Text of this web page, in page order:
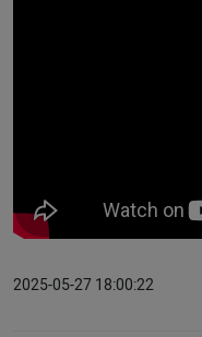
2025-05-27 18:00:22